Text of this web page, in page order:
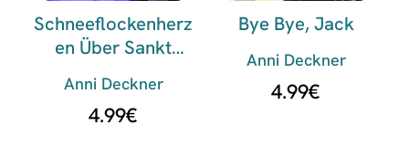
Schneeflockenherz
En Über Sankt
Anni Deckner
4.99€
Bye Bye, Jack
Anni Deckner
4.99€